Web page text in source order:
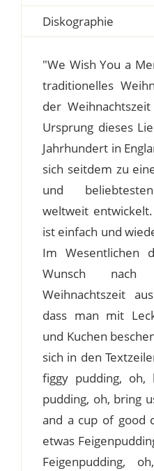
Diskographie
"We Wish You a
traditionelles
der
Ursprung dieses
Jahrhundert in
sich seitdem zu
und
weltweit
ist einfach und
Im Wesentlichen
Wunsch nach
Weihnachtszeit
dass man mit
und Kuchen
sich in den
figgy pudding,
pudding, oh, bring
and a cup of good
etwas
Feigenpudding,